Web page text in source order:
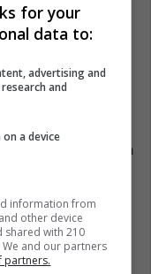
Sura
el
países con profunda
de equipos
militar y de salud,
médicos.
preparó una
técnicos de
for your
data to:
advertising and
and
a device
information from
other device
shared with 210
and our partners
partners.